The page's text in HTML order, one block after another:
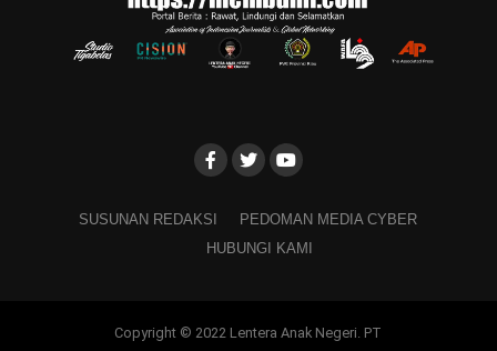
SUSUNAN REDAKSI
PEDOMAN MEDIA CYBER
HUBUNGI KAMI
Copyright © 2022 Lentera Anak Negeri. PT